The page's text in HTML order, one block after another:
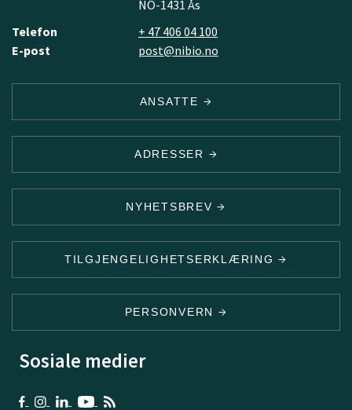
NO-1431 Ås
Telefon
+ 47 406 04 100
E-post
post@nibio.no
ANSATTE
ADRESSER
NYHETSBREV
TILGJENGELIGHETSERKLÆRING
PERSONVERN
Sosiale medier